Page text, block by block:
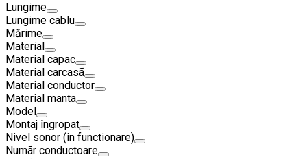
Lungime
Lungime cablu
Mărime
Material
Material capac
Material carcasã
Material conductor
Material manta
Model
Montaj îngropat
Nivel sonor (in functionare)
Numãr conductoare